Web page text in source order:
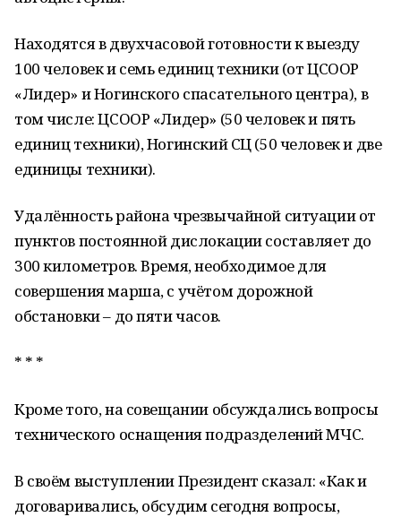
Находятся в двухчасовой готовности к выезду
100 человек и семь единиц техники (от ЦСООР
«Лидер» и Ногинского спасательного центра), в
том числе: ЦСООР «Лидер» (50 человек и пять
единиц техники), Ногинский СЦ (50 человек и две
единицы техники).
Удалённость района чрезвычайной ситуации от
пунктов постоянной дислокации составляет до
300 километров. Время, необходимое для
совершения марша, с учётом дорожной
обстановки – до пяти часов.
* * *
Кроме того, на совещании обсуждались вопросы
технического оснащения подразделений МЧС.
В своём выступлении Президент сказал: «Как и
договаривались, обсудим сегодня вопросы,